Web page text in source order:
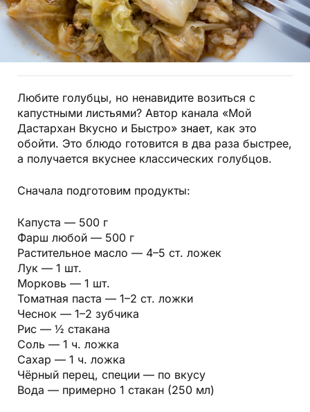
Любите голубцы, но ненавидите возиться с
капустными листьями? Автор канала «Мой
Дастархан Вкусно и Быстро» знает, как это
обойти. Это блюдо готовится в два раза быстрее,
а получается вкуснее классических голубцов.
Сначала подготовим продукты:
Капуста — 500 г
Фарш любой — 500 г
Растительное масло — 4–5 ст. ложек
Лук — 1 шт.
Морковь — 1 шт.
Томатная паста — 1–2 ст. ложки
Чеснок — 1–2 зубчика
Рис — ½ стакана
Соль — 1 ч. ложка
Сахар — 1 ч. ложка
Чёрный перец, специи — по вкусу
Вода — примерно 1 стакан (250 мл)